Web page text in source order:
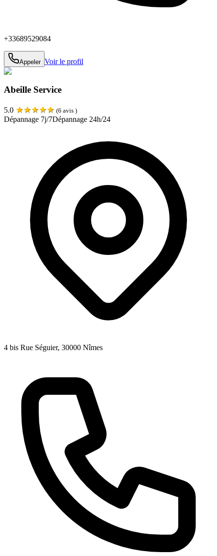
+33689529084
Appeler Voir le profil
Abeille Service
5.0 ★★★★★ (6 avis )
Dépannage 7j/7Dépannage 24h/24
4 bis Rue Séguier, 30000 Nîmes